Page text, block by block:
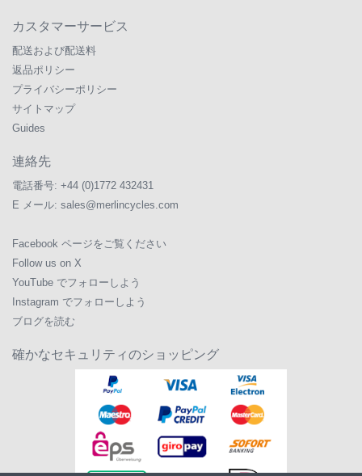
カスタマーサービス
配送および配送料
返品ポリシー
プライバシーポリシー
サイトマップ
Guides
連絡先
電話番号: +44 (0)1772 432431
E メール: sales@merlincycles.com
Facebook ページをご覧ください
Follow us on X
YouTube でフォローしよう
Instagram でフォローしよう
ブログを読む
確かなセキュリティのショッピング